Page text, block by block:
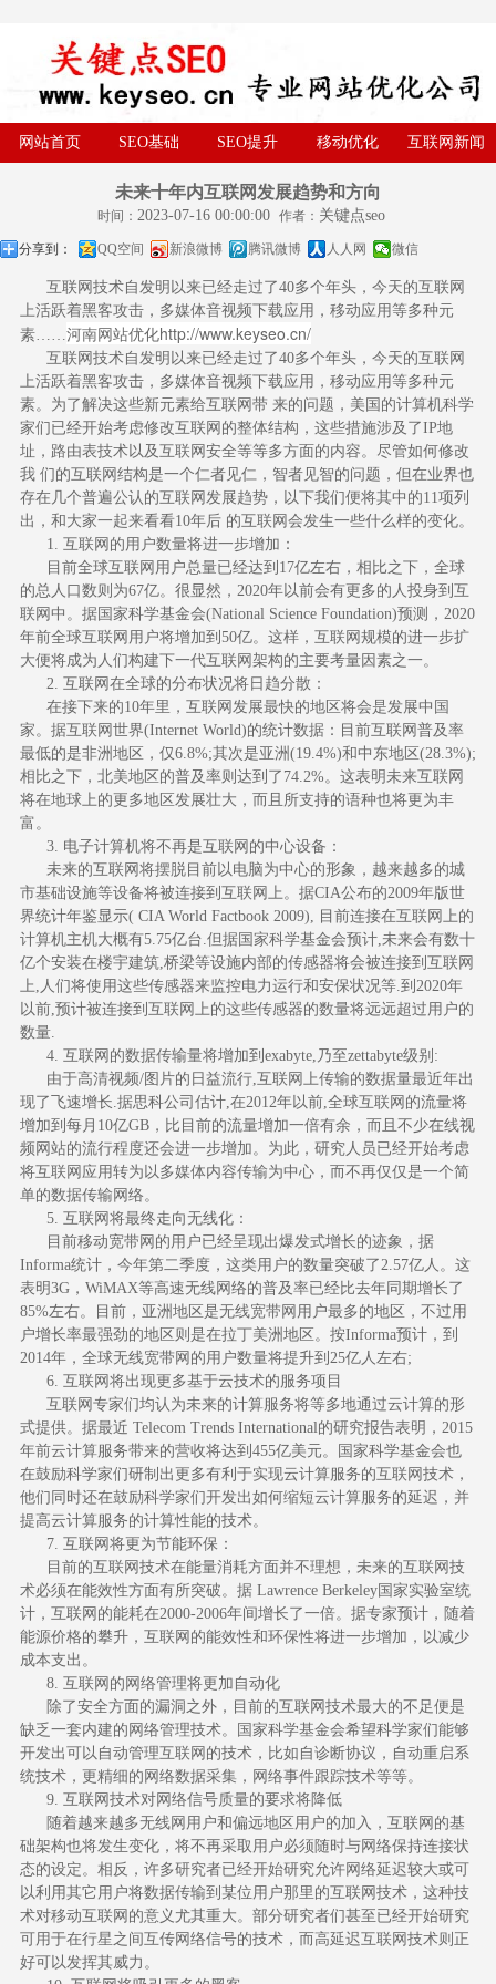
网站首页 SEO基础 SEO提升 移动优化 互联网新闻
未来十年内互联网发展趋势和方向
时间： 2023-07-16 00:00:00 作者： 关键点seo
分享到： QQ空间 新浪微博 腾讯微博 人人网 微信
互联网技术自发明以来已经走过了40多个年头，今天的互联网
上活跃着黑客攻击，多媒体音视频下载应用，移动应用等多种元
素……河南网站优化http://www.keyseo.cn/
互联网技术自发明以来已经走过了40多个年头，今天的互联网
上活跃着黑客攻击，多媒体音视频下载应用，移动应用等多种元
素。为了解决这些新元素给互联网带 来的问题，美国的计算机科学
家们已经开始考虑修改互联网的整体结构，这些措施涉及了IP地
址，路由表技术以及互联网安全等等多方面的内容。尽管如何修改
我 们的互联网结构是一个仁者见仁，智者见智的问题，但在业界也
存在几个普遍公认的互联网发展趋势，以下我们便将其中的11项列
出，和大家一起来看看10年后 的互联网会发生一些什么样的变化。
1. 互联网的用户数量将进一步增加：
目前全球互联网用户总量已经达到17亿左右，相比之下，全球
的总人口数则为67亿。很显然，2020年以前会有更多的人投身到互
联网中。据国家科学基金会(National Science Foundation)预测，2020
年前全球互联网用户将增加到50亿。这样，互联网规模的进一步扩
大便将成为人们构建下一代互联网架构的主要考量因素之一。
2. 互联网在全球的分布状况将日趋分散：
在接下来的10年里，互联网发展最快的地区将会是发展中国
家。据互联网世界(Internet World)的统计数据：目前互联网普及率
最低的是非洲地区，仅6.8%;其次是亚洲(19.4%)和中东地区(28.3%);
相比之下，北美地区的普及率则达到了74.2%。这表明未来互联网
将在地球上的更多地区发展壮大，而且所支持的语种也将更为丰
富。
3. 电子计算机将不再是互联网的中心设备：
未来的互联网将摆脱目前以电脑为中心的形象，越来越多的城
市基础设施等设备将被连接到互联网上。据CIA公布的2009年版世
界统计年鉴显示( CIA World Factbook 2009), 目前连接在互联网上的
计算机主机大概有5.75亿台.但据国家科学基金会预计,未来会有数十
亿个安装在楼宇建筑,桥梁等设施内部的传感器将会被连接到互联网
上,人们将使用这些传感器来监控电力运行和安保状况等.到2020年
以前,预计被连接到互联网上的这些传感器的数量将远远超过用户的
数量.
4. 互联网的数据传输量将增加到exabyte,乃至zettabyte级别:
由于高清视频/图片的日益流行,互联网上传输的数据量最近年出
现了飞速增长.据思科公司估计,在2012年以前,全球互联网的流量将
增加到每月10亿GB，比目前的流量增加一倍有余，而且不少在线视
频网站的流行程度还会进一步增加。为此，研究人员已经开始考虑
将互联网应用转为以多媒体内容传输为中心，而不再仅仅是一个简
单的数据传输网络。
5. 互联网将最终走向无线化：
目前移动宽带网的用户已经呈现出爆发式增长的迹象，据
Informa统计，今年第二季度，这类用户的数量突破了2.57亿人。这
表明3G，WiMAX等高速无线网络的普及率已经比去年同期增长了
85%左右。目前，亚洲地区是无线宽带网用户最多的地区，不过用
户增长率最强劲的地区则是在拉丁美洲地区。按Informa预计，到
2014年，全球无线宽带网的用户数量将提升到25亿人左右;
6. 互联网将出现更多基于云技术的服务项目
互联网专家们均认为未来的计算服务将等多地通过云计算的形
式提供。据最近 Telecom Trends International的研究报告表明，2015
年前云计算服务带来的营收将达到455亿美元。国家科学基金会也
在鼓励科学家们研制出更多有利于实现云计算服务的互联网技术，
他们同时还在鼓励科学家们开发出如何缩短云计算服务的延迟，并
提高云计算服务的计算性能的技术。
7. 互联网将更为节能环保：
目前的互联网技术在能量消耗方面并不理想，未来的互联网技
术必须在能效性方面有所突破。据 Lawrence Berkeley国家实验室统
计，互联网的能耗在2000-2006年间增长了一倍。据专家预计，随着
能源价格的攀升，互联网的能效性和环保性将进一步增加，以减少
成本支出。
8. 互联网的网络管理将更加自动化
除了安全方面的漏洞之外，目前的互联网技术最大的不足便是
缺乏一套内建的网络管理技术。国家科学基金会希望科学家们能够
开发出可以自动管理互联网的技术，比如自诊断协议，自动重启系
统技术，更精细的网络数据采集，网络事件跟踪技术等等。
9. 互联网技术对网络信号质量的要求将降低
随着越来越多无线网用户和偏远地区用户的加入，互联网的基
础架构也将发生变化，将不再采取用户必须随时与网络保持连接状
态的设定。相反，许多研究者已经开始研究允许网络延迟较大或可
以利用其它用户将数据传输到某位用户那里的互联网技术，这种技
术对移动互联网的意义尤其重大。部分研究者们甚至已经开始研究
可用于在行星之间互传网络信号的技术，而高延迟互联网技术则正
好可以发挥其威力。